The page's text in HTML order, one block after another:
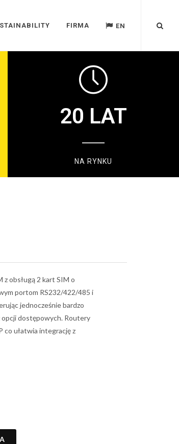
FIRMA EN
20 LAT
NA RYNKU
obsługą 2 kart SIM o
portom RS232/422/485 i
jednocześnie bardzo
opcji dostępowych. Routery
co ułatwia integrację z